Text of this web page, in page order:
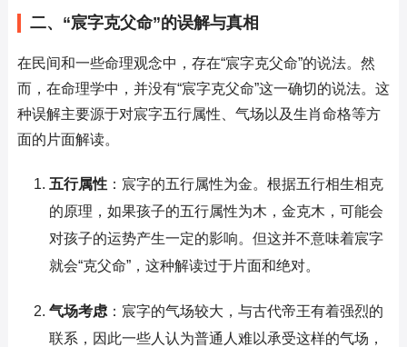
二、“宸字克父命”的误解与真相
在民间和一些命理观念中，存在“宸字克父命”的说法。然
而，在命理学中，并没有“宸字克父命”这一确切的说法。这
种误解主要源于对宸字五行属性、气场以及生肖命格等方
面的片面解读。
五行属性：宸字的五行属性为金。根据五行相生相克
的原理，如果孩子的五行属性为木，金克木，可能会
对孩子的运势产生一定的影响。但这并不意味着宸字
就会“克父命”，这种解读过于片面和绝对。
气场考虑：宸字的气场较大，与古代帝王有着强烈的
联系，因此一些人认为普通人难以承受这样的气场，